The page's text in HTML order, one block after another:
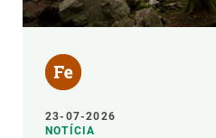
23-07-2026
NOTÍCIA